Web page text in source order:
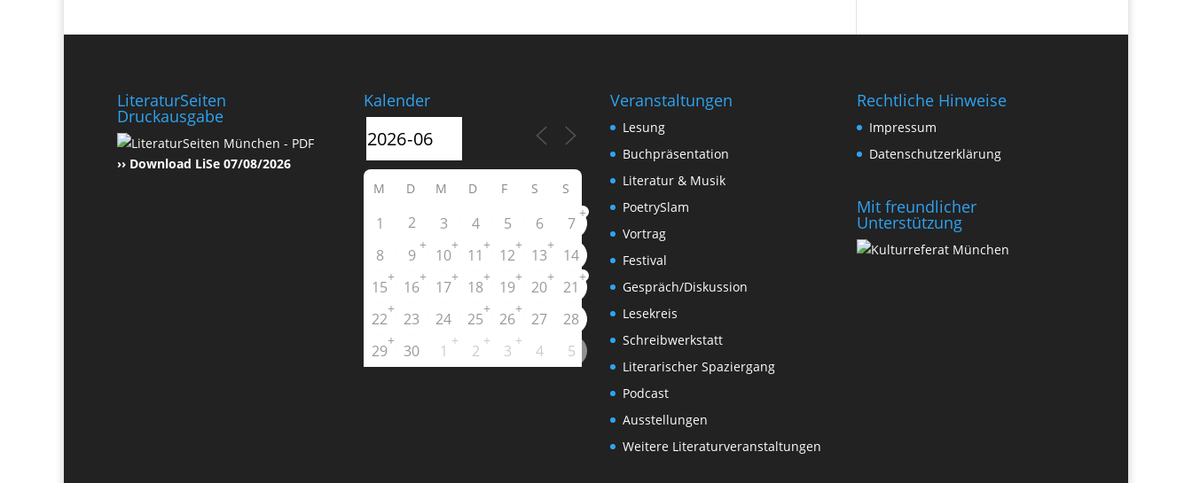
LiteraturSeiten
Druckausgabe
›› Download LiSe 07/08/2026
Kalender
M D M D F S S
1 2 3 4 5 6 7
+
8 9
+
10
+
11
+
12
+
13
+
14
15
+
16
+
17
+
18
+
19
+
20
+
21
+
22
+
23 24 25
+
26
+
27
28
29
+
30 1
+
2
+
3
+
4 5
Veranstaltungen
Lesung
Buchpräsentation
Literatur & Musik
PoetrySlam
Vortrag
Festival
Gespräch/Diskussion
Lesekreis
Schreibwerkstatt
Literarischer Spaziergang
Podcast
Ausstellungen
Weitere Literaturveranstaltungen
Rechtliche Hinweise
Impressum
Datenschutzerklärung
Mit freundlicher
Unterstützung